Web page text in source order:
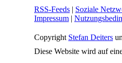
RSS-Feeds | Soziale
Impressum |
Copyright Stefan Deiters
Diese Website wird auf